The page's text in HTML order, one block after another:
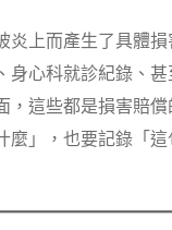
炎上而產生了具體
身心科就診紀錄、
，這些都是損害賠
麼」，也要記錄「